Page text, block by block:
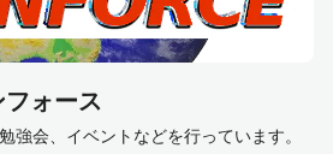
ォース
強会、イベントなどを行っています。